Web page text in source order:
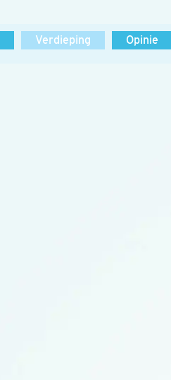
Verdieping Opinie